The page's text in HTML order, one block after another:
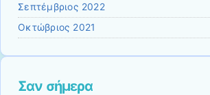
Σεπτέμβριος 2022
Οκτώβριος 2021
Σαν σήμερα